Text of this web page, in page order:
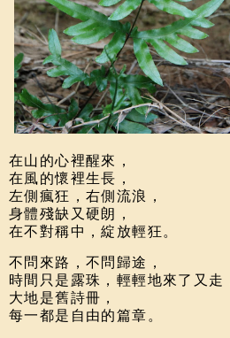
在山的心裡醒來，
在風的懷裡生長，
左側瘋狂，右側流浪，
身體殘缺又硬朗，
在不對稱中，綻放輕狂。
不問來路，不問歸途，
時間只是露珠，輕輕地來了又走
大地是舊詩冊，
每一都是自由的篇章。